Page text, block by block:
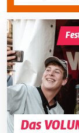
Das